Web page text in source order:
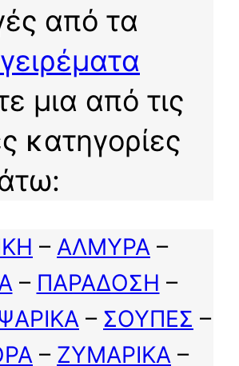
από τα
μια από τις
κατηγορίες
– ΑΛΜΥΡΑ –
– ΠΑΡΑΔΟΣΗ –
– ΣΟΥΠΕΣ –
– ΖΥΜΑΡΙΚΑ –